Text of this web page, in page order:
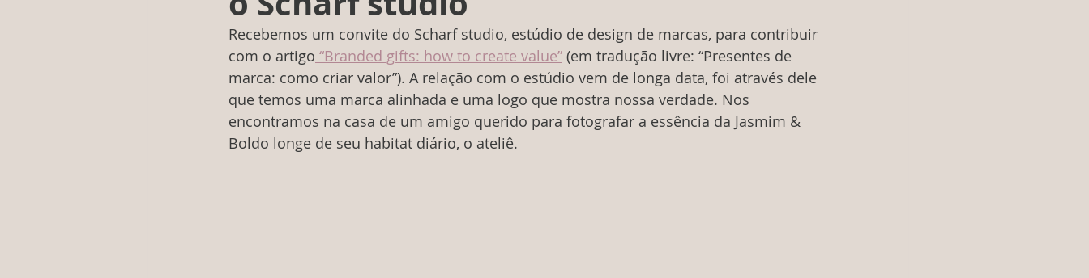
Recebemos um convite do Scharf studio, estúdio de design de marcas, para contribuir
com o artigo “Branded gifts: how to create value” (em tradução livre: “Presentes de
marca: como criar valor”). A relação com o estúdio vem de longa data, foi através dele
que temos uma marca alinhada e uma logo que mostra nossa verdade. Nos
encontramos na casa de um amigo querido para fotografar a essência da Jasmim &
Boldo longe de seu habitat diário, o ateliê.